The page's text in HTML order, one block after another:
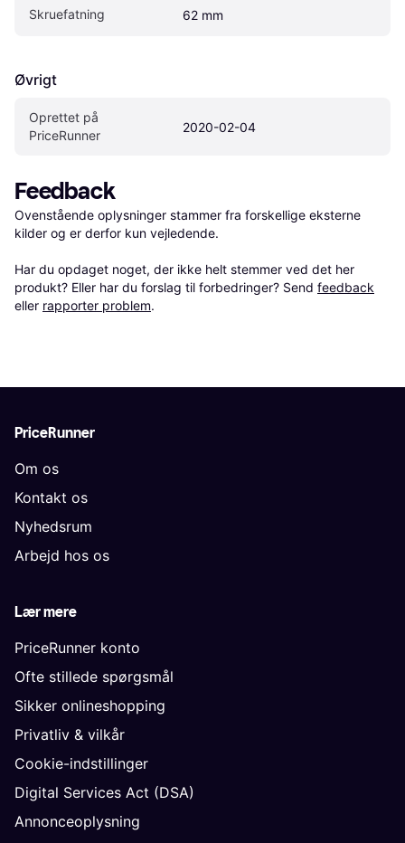
Skruefatning 62 mm
Øvrigt
Oprettet på
PriceRunner
2020-02-04
Feedback
Ovenstående oplysninger stammer fra forskellige eksterne
kilder og er derfor kun vejledende.
Har du opdaget noget, der ikke helt stemmer ved det her
produkt? Eller har du forslag til forbedringer? Send feedback
eller rapporter problem.
PriceRunner
Om os
Kontakt os
Nyhedsrum
Arbejd hos os
Lær mere
PriceRunner konto
Ofte stillede spørgsmål
Sikker onlineshopping
Privatliv & vilkår
Cookie-indstillinger
Digital Services Act (DSA)
Annonceoplysning